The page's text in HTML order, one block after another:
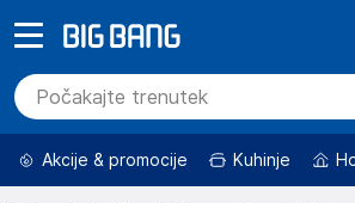
Akcije & promocije Kuhinje